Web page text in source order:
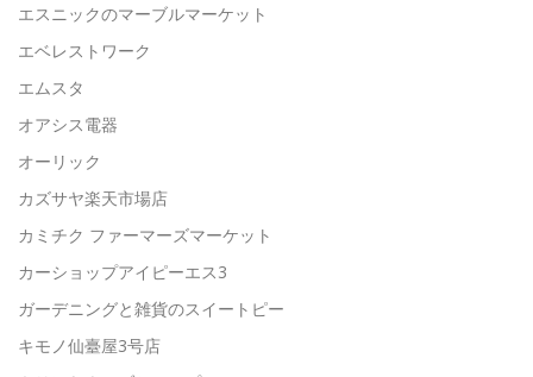
エスニックのマーブルマーケット
エベレストワーク
エムスタ
オアシス電器
オーリック
カズサヤ楽天市場店
カミチク ファーマーズマーケット
カーショップアイピーエス3
ガーデニングと雑貨のスイートピー
キモノ仙臺屋3号店